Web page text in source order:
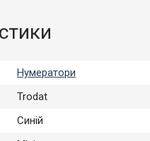
Нумератори
Trodat
Синій